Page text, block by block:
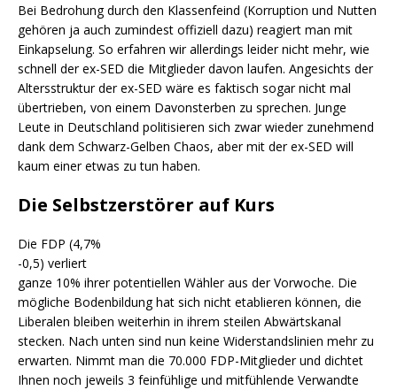
Bei Bedrohung durch den Klassenfeind (Korruption und Nutten
gehören ja auch zumindest offiziell dazu) reagiert man mit
Einkapselung. So erfahren wir allerdings leider nicht mehr, wie
schnell der ex-SED die Mitglieder davon laufen. Angesichts der
Altersstruktur der ex-SED wäre es faktisch sogar nicht mal
übertrieben, von einem Davonsterben zu sprechen. Junge
Leute in Deutschland politisieren sich zwar wieder zunehmend
dank dem Schwarz-Gelben Chaos, aber mit der ex-SED will
kaum einer etwas zu tun haben.
Die Selbstzerstörer auf Kurs
Die FDP (4,7%
-0,5) verliert
ganze 10% ihrer potentiellen Wähler aus der Vorwoche. Die
mögliche Bodenbildung hat sich nicht etablieren können, die
Liberalen bleiben weiterhin in ihrem steilen Abwärtskanal
stecken. Nach unten sind nun keine Widerstandslinien mehr zu
erwarten. Nimmt man die 70.000 FDP-Mitglieder und dichtet
Ihnen noch jeweils 3 feinfühlige und mitfühlende Verwandte